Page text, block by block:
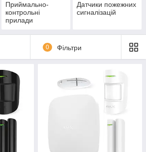
Приймально-
контрольні
прилади
Датчики пожежних
сигналізацій
0 Фільтри